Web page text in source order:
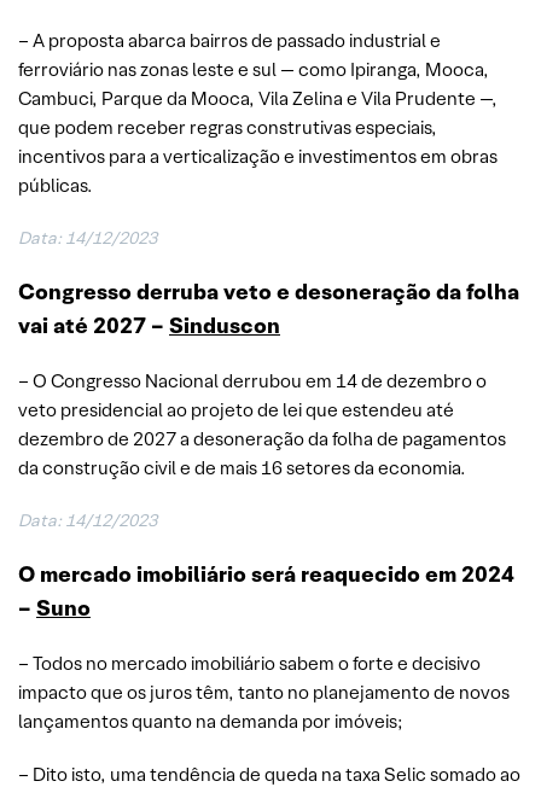
– A proposta abarca bairros de passado industrial e
ferroviário nas zonas leste e sul — como Ipiranga, Mooca,
Cambuci, Parque da Mooca, Vila Zelina e Vila Prudente —,
que podem receber regras construtivas especiais,
incentivos para a verticalização e investimentos em obras
públicas.
Data: 14/12/2023
Congresso derruba veto e desoneração da folha
vai até 2027 – Sinduscon
– O Congresso Nacional derrubou em 14 de dezembro o
veto presidencial ao projeto de lei que estendeu até
dezembro de 2027 a desoneração da folha de pagamentos
da construção civil e de mais 16 setores da economia.
Data: 14/12/2023
O mercado imobiliário será reaquecido em 2024
– Suno
– Todos no mercado imobiliário sabem o forte e decisivo
impacto que os juros têm, tanto no planejamento de novos
lançamentos quanto na demanda por imóveis;
– Dito isto, uma tendência de queda na taxa Selic somado ao